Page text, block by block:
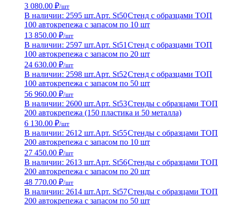
3 080.00 ₽/шт
В наличии: 2595 шт.Арт. St50Стенд с образцами ТОП
100 автокрепежа с запасом по 10 шт
13 850.00 ₽/шт
В наличии: 2597 шт.Арт. St51 Стенд с образцами ТОП
100 автокрепежа с запасом по 20 шт
24 630.00 ₽/шт
В наличии: 2598 шт.Арт. St52Стенд с образцами ТОП
100 автокрепежа с запасом по 50 шт
56 960.00 ₽/шт
В наличии: 2600 шт.Арт. St53Стенды с образцами ТОП
200 автокрепежа (150 пластика и 50 металла)
6 130.00 ₽/шт
В наличии: 2612 шт.Арт. St55Стенды с образцами ТОП
200 автокрепежа с запасом по 10 шт
27 450.00 ₽/шт
В наличии: 2613 шт.Арт. St56Стенды с образцами ТОП
200 автокрепежа с запасом по 20 шт
48 770.00 ₽/шт
В наличии: 2614 шт.Арт. St57Стенды с образцами ТОП
200 автокрепежа с запасом по 50 шт